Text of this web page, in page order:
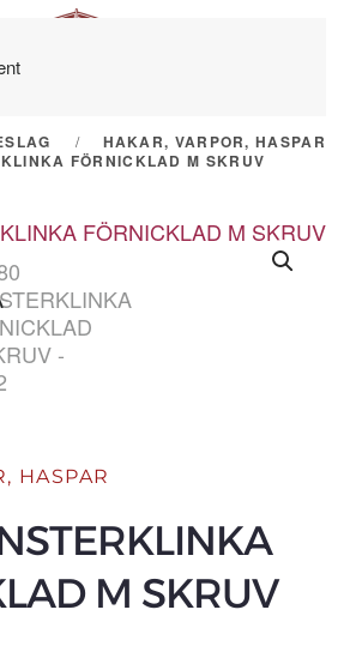
HAKAR, VARPOR, HASPAR
FÖRNICKLAD M SKRUV
HASPAR
M SKRUV